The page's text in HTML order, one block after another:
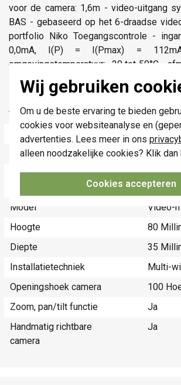
Wij gebruiken
Om u de beste ervaring te bieden
cookies voor websiteanalyse en
advertenties. Lees meer in ons
alleen noodzakelijke cookies? Klik dan
Cookies accepteren
voor de camera: 1,6m - video-uitgang
BAS - gebaseerd op het 6-draadse
portfolio Niko Toegangscontrole -
0,0mA, I(P) = I(Pmax) =
omgevingstemperatuur: -20 tot 50°C -
109 x D 35mm
Markering: CE
Technische specificaties
Specificatie
Waarde
Kleur
Breedte
109
(mm)
Model
Video-
Hoogte
80
Diepte
35
Installatietechniek
Multi-
Openingshoek camera
100
Zoom, pan/tilt functie
Ja
Handmatig richtbare
camera
Ja